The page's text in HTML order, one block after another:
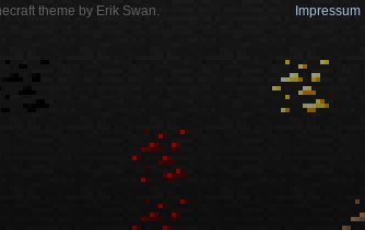
theme by Erik Swan. Impressum